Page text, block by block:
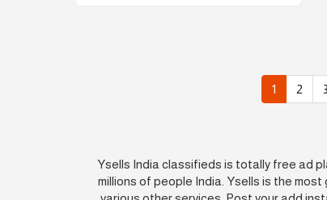
1 2 3
Ysells India classifieds is totally free ad
millions of people India. Ysells is the